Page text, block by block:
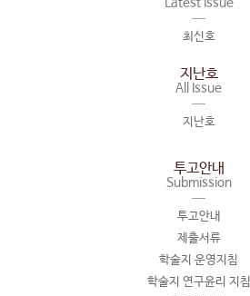
최신호
지난호
All Issue
지난호
투고안내
Submission
투고안내
제출서류
학술지 운영지침
학술지 연구윤리 지침